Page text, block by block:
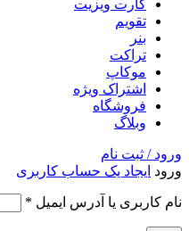
کارت ویزیت
تقویم
بنر
تراکت
موکاپ
اشتراک ویژه
فروشگاه
وبلاگ
ورود / ثبت نام
ورود ایجاد یک حساب کاربری
نام کاربری یا آدرس ایمیل *